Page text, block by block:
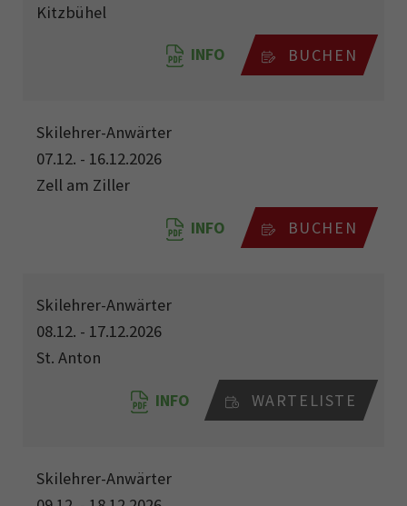
Kitzbühel
INFO BUCHEN
Skilehrer-Anwärter
07.12. - 16.12.2026
Zell am Ziller
INFO BUCHEN
Skilehrer-Anwärter
08.12. - 17.12.2026
St. Anton
INFO WARTELISTE
Skilehrer-Anwärter